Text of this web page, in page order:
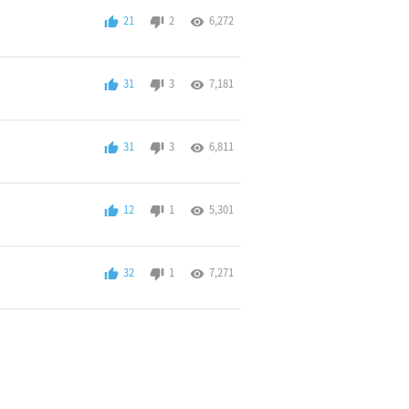
21 2 6,272
31 3 7,181
31 3 6,811
12 1 5,301
32 1 7,271